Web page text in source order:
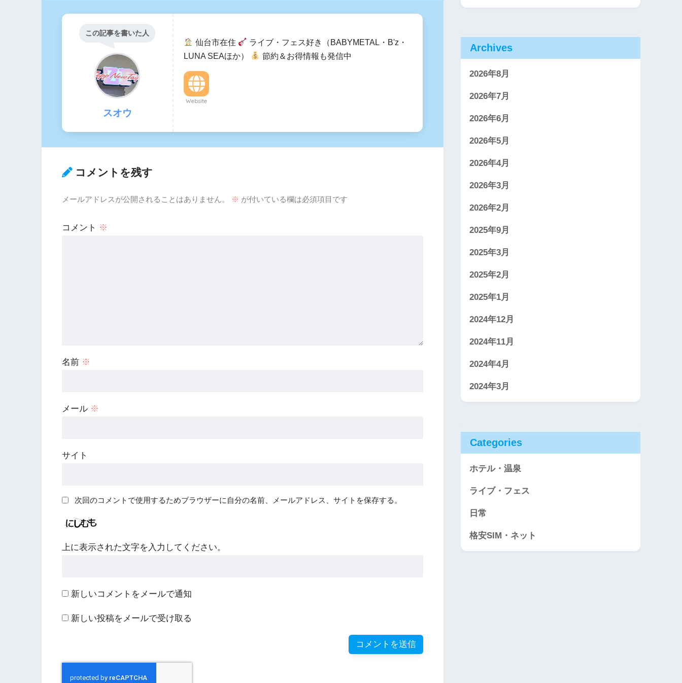
この記事を書いた人
スオウ
仙台市在住
ライブ・フェス好き（BABYMETAL・B'z・
LUNA SEAほか）
節約＆お得情報も発信中
Website
コメントを残す
メールアドレスが公開されることはありません。 ※ が付いている欄は必須項目です
コメント ※
名前 ※
メール ※
サイト
次回のコメントで使用するためブラウザーに自分の名前、メールアドレス、サイトを保存する。
上に表示された文字を入力してください。
新しいコメントをメールで通知
新しい投稿をメールで受け取る
Archives
2026年8月
2026年7月
2026年6月
2026年5月
2026年4月
2026年3月
2026年2月
2025年9月
2025年3月
2025年2月
2025年1月
2024年12月
2024年11月
2024年4月
2024年3月
Categories
ホテル・温泉
ライブ・フェス
日常
格安SIM・ネット